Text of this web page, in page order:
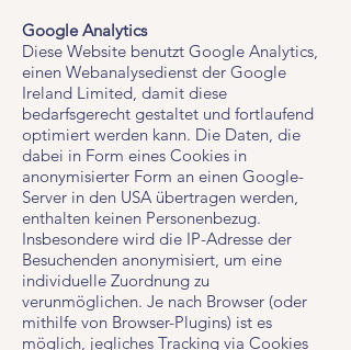
Google Analytics
Diese Website benutzt Google Analytics,
einen Webanalysedienst der Google
Ireland Limited, damit diese
bedarfsgerecht gestaltet und fortlaufend
optimiert werden kann. Die Daten, die
dabei in Form eines Cookies in
anonymisierter Form an einen Google-
Server in den USA übertragen werden,
enthalten keinen Personenbezug.
Insbesondere wird die IP-Adresse der
Besuchenden anonymisiert, um eine
individuelle Zuordnung zu
verunmöglichen. Je nach Browser (oder
mithilfe von Browser-Plugins) ist es
möglich, jegliches Tracking via Cookies